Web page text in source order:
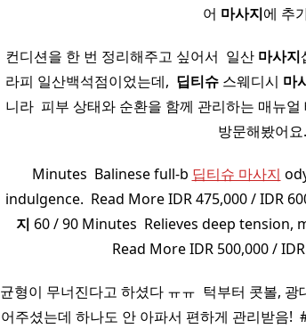
어 마사지에 추
컨디션을 한 번 정리해주고 싶어서 ​ 일산 마사지
라피 일산백석점이었는데, ​ 딥티슈 스웨디시 마
니라 ​ 피부 상태와 순환을 함께 관리하는 매뉴
방문해봤어
Minutes ​ Balinese full-b 딥티슈 마사지
indulgence. ​ Read More IDR 475,000 / IDR
지 60 / 90 Minutes ​ Relieves deep tension,
Read More IDR 500,000 /
균형이 무너진다고 하셨다 ㅠㅠ ​ 턱부터 콧볼,
어주셨는데 하나도 안 아파서 편하게 관리받음!